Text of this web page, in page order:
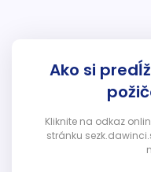
Ako si
Kliknite na odkaz
stránku